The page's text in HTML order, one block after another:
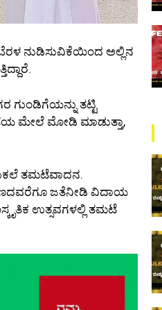
ಬೆರಳ ನುಡಿಸುವಿಕೆಯಿಂದ ಅಲ್ಲಿನ
ಗುಂಡಿಗೆಯನ್ನು ತಟ್ಟಿ
ಮೇಲೆ ಮೋಡಿ ಮಾಡುತ್ತಾ,
ತಮಟೆವಾದನ.
ಜತೆನೀಡಿ ವಿದಾಯ
ಉತ್ಸವಗಳಲ್ಲಿ ತಮಟೆ